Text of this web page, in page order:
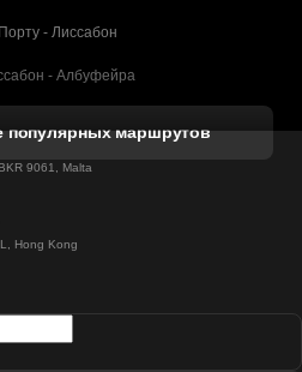
- Лиссабон
- Албуфейра
- Лагос
- Мадрид
популярных маршрутов
9061, Malta
Hong Kong